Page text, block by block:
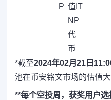
P 值IT
NP
代
币
*截至2024年02月21日
池在币安铭文市场的估值大
**每个空投周，获奖用户选